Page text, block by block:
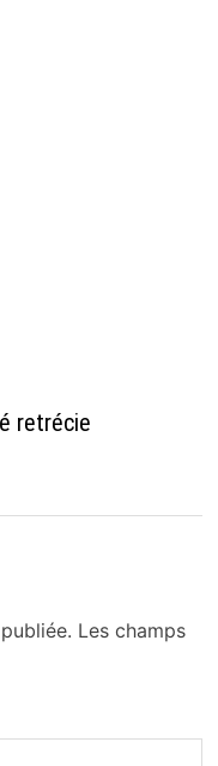
retrécie
Les champs